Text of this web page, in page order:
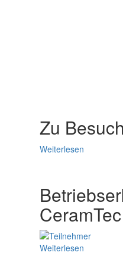
Zu
Weiterlesen
CeramTec
Weiterlesen